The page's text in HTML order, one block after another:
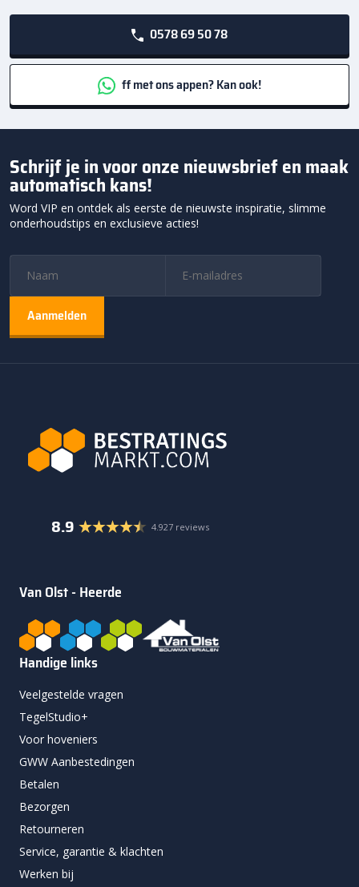
0578 69 50 78
ff met ons appen? Kan ook!
Schrijf je in voor onze nieuwsbrief en maak
automatisch kans!
Word VIP en ontdek als eerste de nieuwste inspiratie, slimme
onderhoudstips en exclusieve acties!
8.9 4.927 reviews
Van Olst - Heerde
Handige links
Veelgestelde vragen
TegelStudio+
Voor hoveniers
GWW Aanbestedingen
Betalen
Bezorgen
Retourneren
Service, garantie & klachten
Werken bij